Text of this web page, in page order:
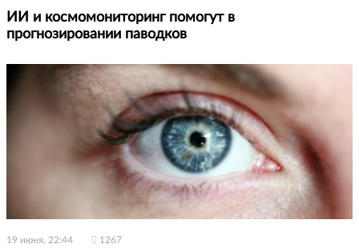
ИИ и космомониторинг помогут в
прогнозировании паводков
19 июня, 22:44 1267